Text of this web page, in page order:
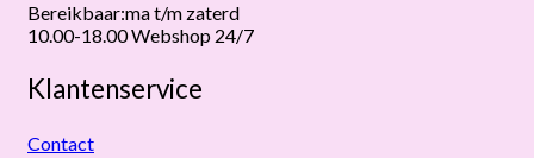
Bereikbaar:ma t/m zaterd
10.00-18.00 Webshop 24/7
Klantenservice
Contact